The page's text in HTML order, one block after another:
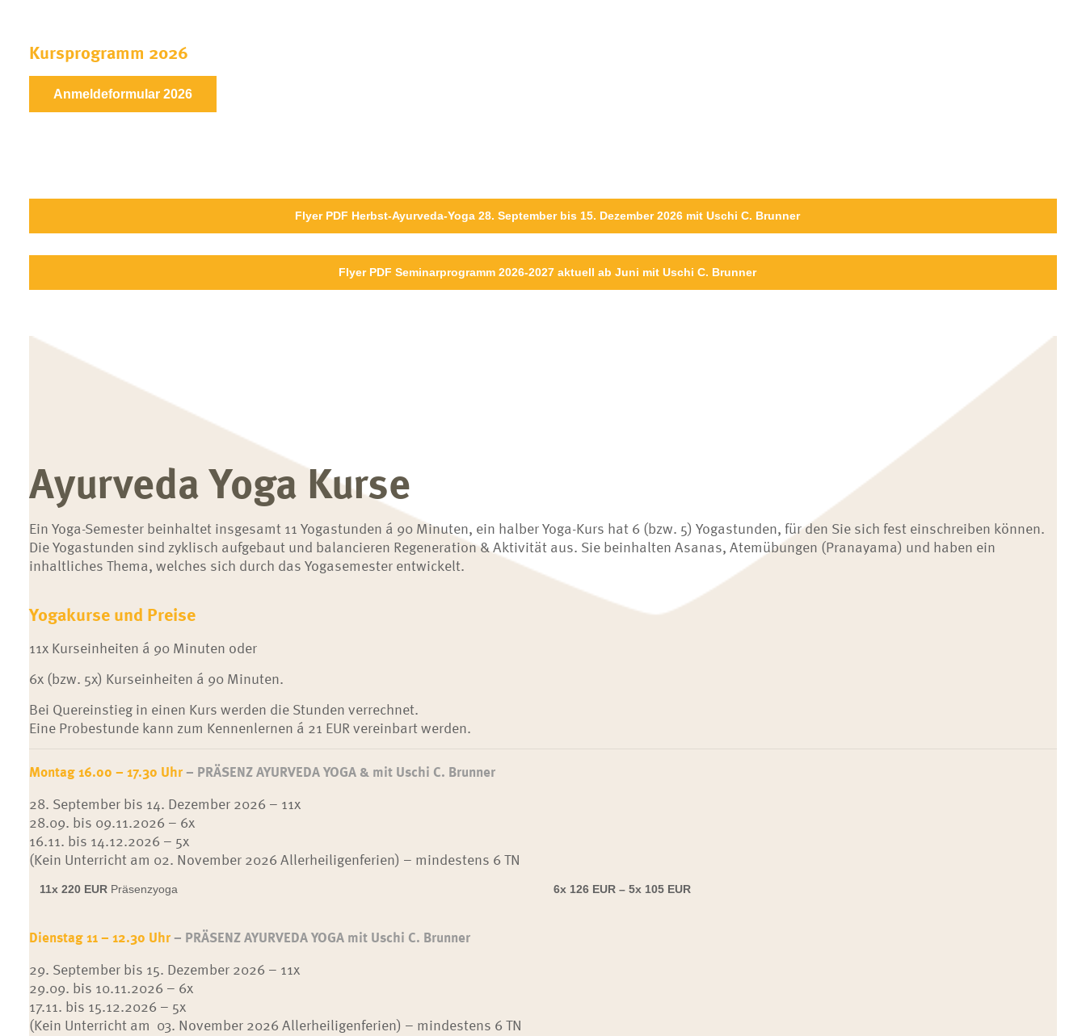
Kursprogramm 2026
Anmeldeformular 2026
Flyer PDF Herbst-Ayurveda-Yoga 28. September bis 15. Dezember 2026 mit Uschi C. Brunner
Flyer PDF Seminarprogramm 2026-2027 aktuell ab Juni mit Uschi C. Brunner
Ayurveda Yoga Kurse
Ein Yoga-Semester beinhaltet insgesamt 11 Yogastunden á 90 Minuten, ein halber Yoga-Kurs hat 6 (bzw. 5) Yogastunden, für den Sie sich fest einschreiben können.
Die Yogastunden sind zyklisch aufgebaut und balancieren Regeneration & Aktivität aus. Sie beinhalten Asanas, Atemübungen (Pranayama) und haben ein
inhaltliches Thema, welches sich durch das Yogasemester entwickelt.
Yogakurse und Preise
11x Kurseinheiten á 90 Minuten oder
6x (bzw. 5x) Kurseinheiten á 90 Minuten.
Bei Quereinstieg in einen Kurs werden die Stunden verrechnet.
Eine Probestunde kann zum Kennenlernen á 21 EUR vereinbart werden.
Montag 16.00 – 17.30 Uhr – PRÄSENZ AYURVEDA YOGA & mit Uschi C. Brunner
28. September bis 14. Dezember 2026 – 11x
28.09. bis 09.11.2026 – 6x
16.11. bis 14.12.2026 – 5x
(Kein Unterricht am 02. November 2026 Allerheiligenferien) – mindestens 6 TN
11x220 EUR Präsenzyoga 6x 126 EUR – 5x 105 EUR
Dienstag 11 – 12.30 Uhr – PRÄSENZ AYURVEDA YOGA mit Uschi C. Brunner
29. September bis 15. Dezember 2026 – 11x
29.09. bis 10.11.2026 – 6x
17.11. bis 15.12.2026 – 5x
(Kein Unterricht am 03. November 2026 Allerheiligenferien) – mindestens 6 TN